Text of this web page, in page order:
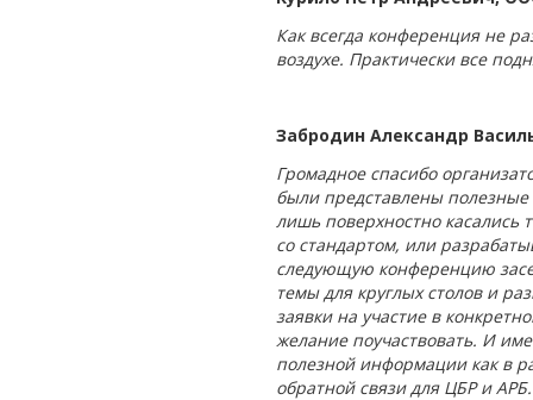
Как всегда конференция не
воздухе. Практически все
Забродин Александр
Громадное спасибо
были представлены
лишь поверхностно касались
со стандартом, или
следующую конференцию
темы для круглых столов и
заявки на участие в
желание поучаствовать. И
полезной информации как в
обратной связи для ЦБР и АРБ.